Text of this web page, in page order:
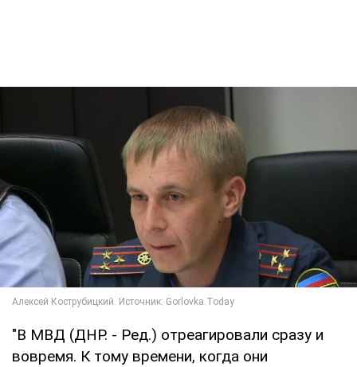
"В МВД (ДНР. - Ред.) отреагировали сразу и
вовремя. К тому времени, когда они